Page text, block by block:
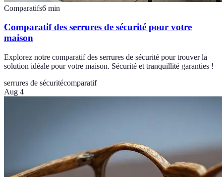
Comparatifs6 min
Comparatif des serrures de sécurité pour votre
maison
Explorez notre comparatif des serrures de sécurité pour trouver la
solution idéale pour votre maison. Sécurité et tranquillité garanties !
serrures de sécuritécomparatif
Aug 4